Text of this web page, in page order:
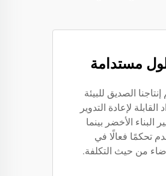
مستدامة
الصديق للبيئة
القابلة لإعادة التدوير
البناء الأخضر بينما
تحكمًا فعالًا في
من حيث التكلفة.